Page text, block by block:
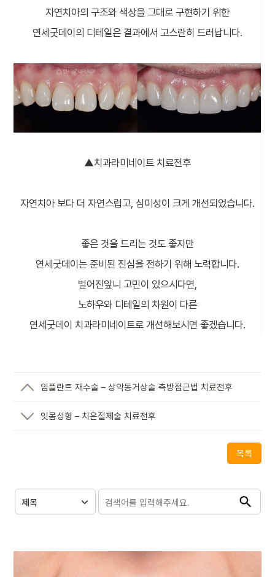
자연치아의 구조와 색상을 그대로 구현하기 위한
연세굿데이의 디테일은 결과에서 고스란히 드러납니다.
▲치과라미네이트 치료전후
자연치아 보다 더 자연스럽고, 심미성이 크게 개선되었습니다.
좋은 것을 드리는 것도 좋지만
연세굿데이는 준비된 진심을 전하기 위해 노력합니다.
벌어진앞니 고민이 있으시다면,
노하우와 디테일의 차원이 다른
연세굿데이 치과라미네이트로 개선해보시면 좋겠습니다.
임플란트 재수술 – 상악동거상술 측방접근법 치료전후
잇몸성형 – 치은절제술 치료전후
목록